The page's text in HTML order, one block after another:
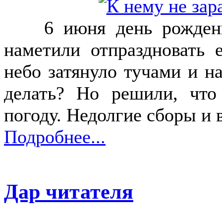
6 июня день
наметили
небо затянуло тучами и
делать? Но решили,
погоду. Недолгие сборы и
Подробнее...
Дар читателя